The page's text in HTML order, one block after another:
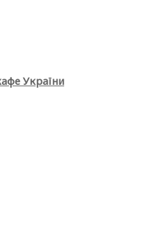
України